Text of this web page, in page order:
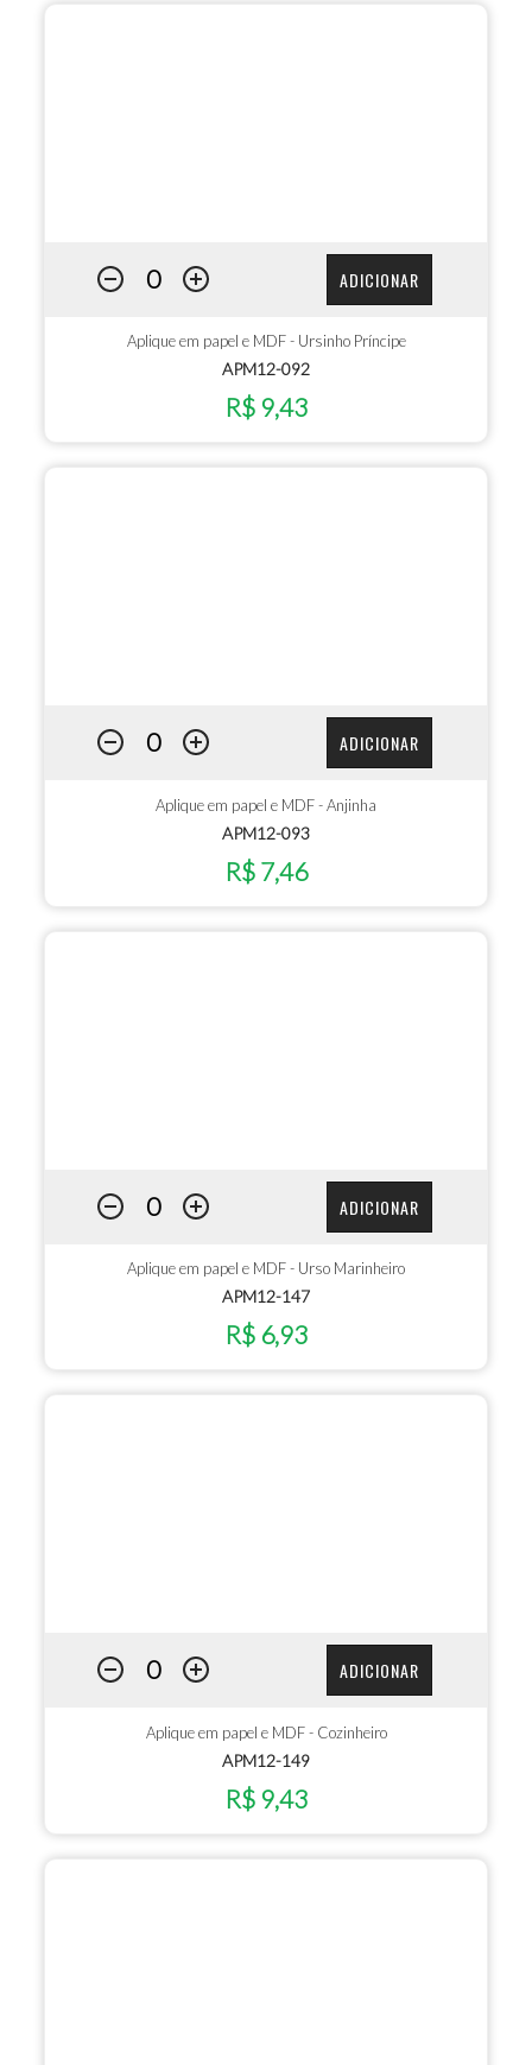
ADICIONAR
Aplique em papel e MDF - Ursinho Príncipe
APM12-092
R$ 9,43
ADICIONAR
Aplique em papel e MDF - Anjinha
APM12-093
R$ 7,46
ADICIONAR
Aplique em papel e MDF - Urso Marinheiro
APM12-147
R$ 6,93
ADICIONAR
Aplique em papel e MDF - Cozinheiro
APM12-149
R$ 9,43